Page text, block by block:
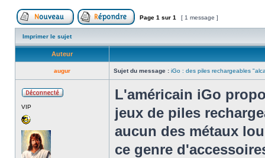
Poster un nouveau sujetRépondre au sujet
Page 1 sur 1 [ 1 message ]
Imprimer le sujet
Auteur
augur Sujet du message : iGo : des piles rechargeables
VIP
L'américain iGo
jeux de piles
aucun des métaux
ce genre